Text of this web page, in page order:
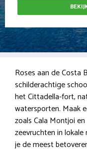
Roses aan de Costa
schilderachtige
het Cittadella-fort,
watersporten. Maak
zoals Cala Montjoi
zeevruchten in
je de meest